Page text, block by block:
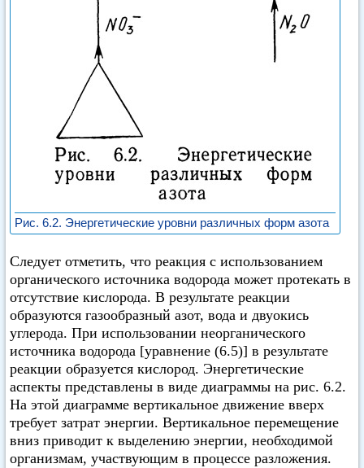
Рис. 6.2. Энергетические уровни различных форм азота
Следует отметить, что реакция с использованием
органического источника водорода может протекать в
отсутствие кислорода. В результате реакции
образуются газообразный азот, вода и двуокись
углерода. При использовании неорганического
источника водорода [уравнение (6.5)] в результате
реакции образуется кислород. Энергетические
аспекты представлены в виде диаграммы на рис. 6.2.
На этой диаграмме вертикальное движение вверх
требует затрат энергии. Вертикальное перемещение
вниз приводит к выделению энергии, необходимой
организмам, участвующим в процессе разложения.